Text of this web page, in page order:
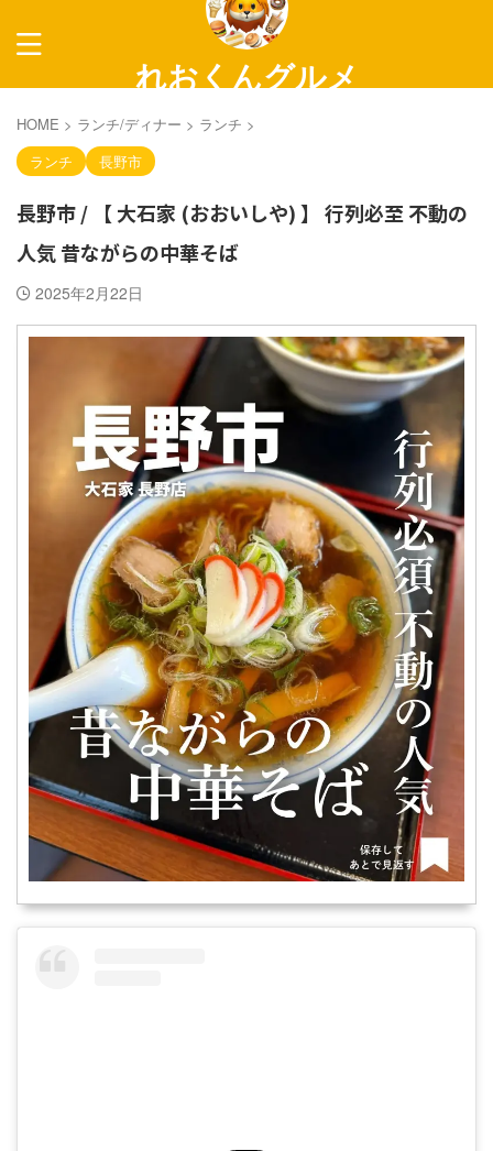
れおくんグルメ
HOME > ランチ/ディナー > ランチ >
ランチ
長野市
長野市 / 【 大石家 (おおいしや) 】 行列必至 不動の
人気 昔ながらの中華そば
2025年2月22日